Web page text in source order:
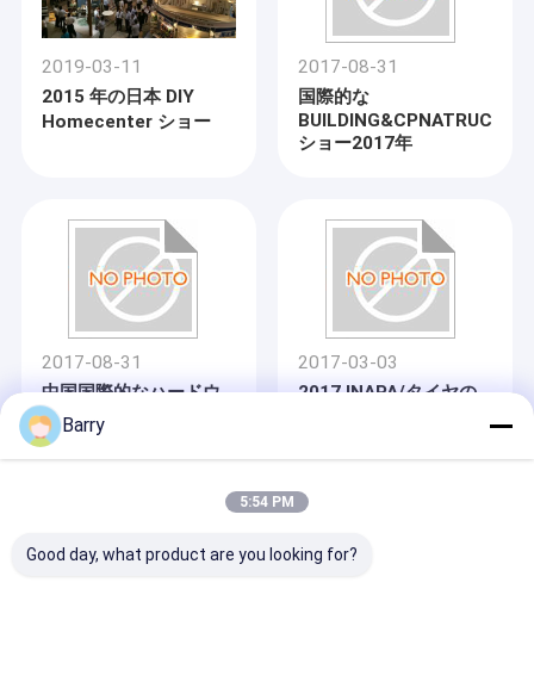
家へ
2019-03-11
2015 年の日本 DIY
Homecenter ショー
2017-08-31
国際的な
ショー2017年
2017-08-31
中国国際的なハードウ
ェア ショー2017年
2017-03-03
2017 INAPA/タイヤの
Barry
5:54 PM
Good day, what product are you looking for?